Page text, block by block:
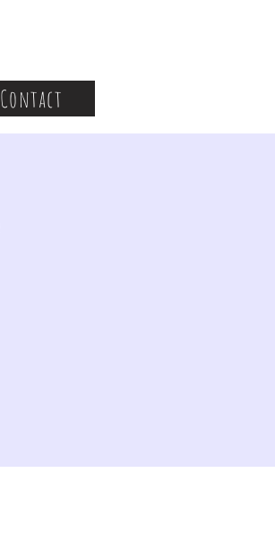
Contact